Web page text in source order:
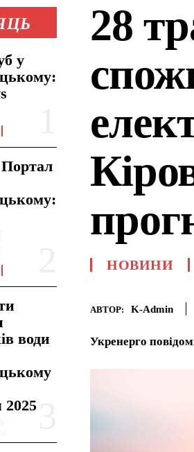
у
Портал
води
2025
28
НОВИНИ
АВТОР: K-Admin
Укренерго